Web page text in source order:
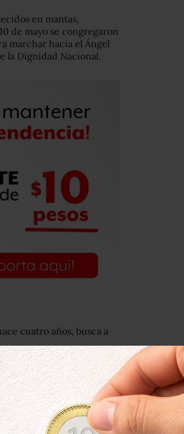
en mantas,
de mayo se congregaron
marchar hacia el Ángel
la Dignidad Nacional.
cuatro años, busca a
mañana. Estaban a una
Estado de México,
mandados y la hija
de la adolescente.